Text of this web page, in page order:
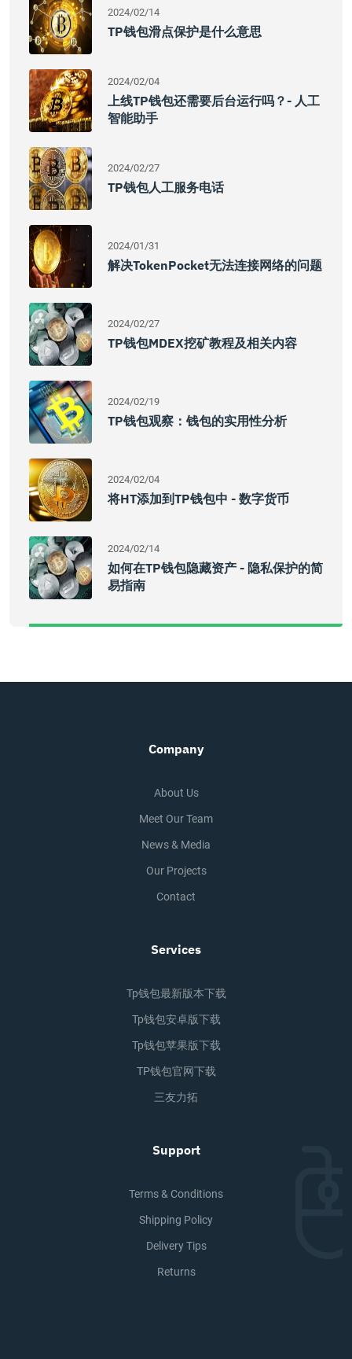
2024/02/14
TP钱包滑点保护是什么意思
2024/02/04
上线TP钱包还需要后台运行吗？- 人工
智能助手
2024/02/27
TP钱包人工服务电话
2024/01/31
解决TokenPocket无法连接网络的问题
2024/02/27
TP钱包MDEX挖矿教程及相关内容
2024/02/19
TP钱包观察：钱包的实用性分析
2024/02/04
将HT添加到TP钱包中 - 数字货币
2024/02/14
如何在TP钱包隐藏资产 - 隐私保护的简
易指南
Company
About Us
Meet Our Team
News & Media
Our Projects
Contact
Services
Tp钱包最新版本下载
Tp钱包安卓版下载
Tp钱包苹果版下载
TP钱包官网下载
三友力拓
Support
Terms & Conditions
Shipping Policy
Delivery Tips
Returns